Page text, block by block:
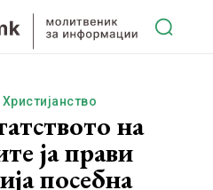
Христијанство
на
ја прави
посебна